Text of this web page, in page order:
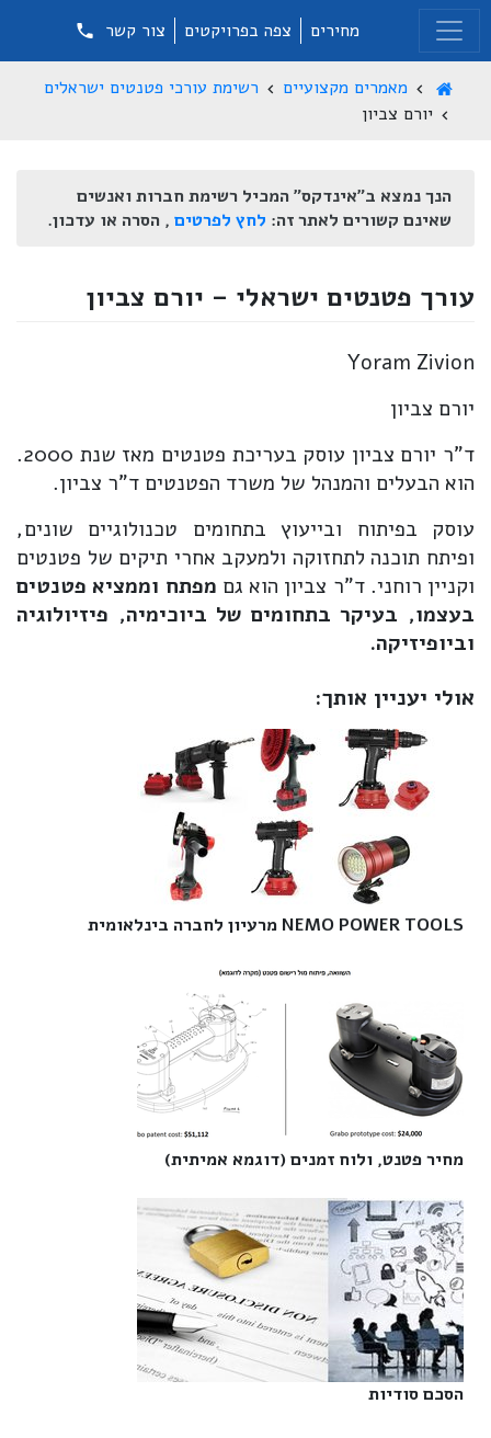
מחירים צפה בפרויקטים צור קשר
מאמרים מקצועיים
רשימת עורכי פטנטים ישראלים
יורם צביון
הנך נמצא ב"אינדקס" המכיל רשימת חברות ואנשים
שאינם קשורים לאתר זה: לחץ לפרטים , הסרה או עדכון.
עורך פטנטים ישראלי – יורם צביון
Yoram Zivion
יורם צביון
ד"ר יורם צביון עוסק בעריכת פטנטים מאז שנת 2000.
הוא הבעלים והמנהל של משרד הפטנטים ד"ר צביון.
עוסק בפיתוח ובייעוץ בתחומים טכנולוגיים שונים,
ופיתח תוכנה לתחזוקה ולמעקב אחרי תיקים של פטנטים
וקניין רוחני. ד"ר צביון הוא גם מפתח וממציא פטנטים
בעצמו, בעיקר בתחומים של ביוכימיה, פיזיולוגיה
וביופיזיקה.
אולי יעניין אותך:
NEMO POWER TOOLS מרעיון לחברה בינלאומית‎
מחיר פטנט, ולוח זמנים (דוגמא אמיתית)‎
הסכם סודיות‎